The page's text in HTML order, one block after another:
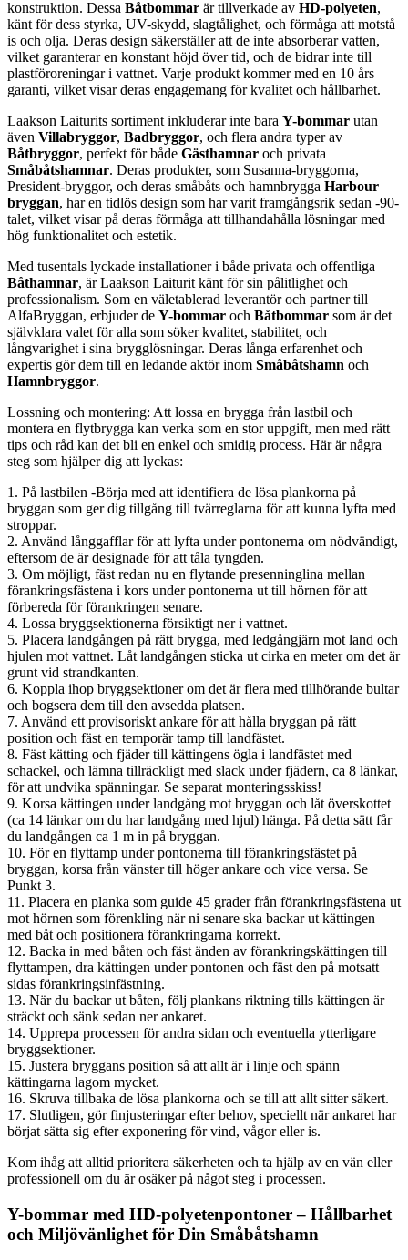
konstruktion. Dessa Båtbommar är tillverkade av HD-polyeten,
känt för dess styrka, UV-skydd, slagtålighet, och förmåga att motstå
is och olja. Deras design säkerställer att de inte absorberar vatten,
vilket garanterar en konstant höjd över tid, och de bidrar inte till
plastföroreningar i vattnet. Varje produkt kommer med en 10 års
garanti, vilket visar deras engagemang för kvalitet och hållbarhet.
Laakson Laiturits sortiment inkluderar inte bara Y-bommar utan
även Villabryggor, Badbryggor, och flera andra typer av
Båtbryggor, perfekt för både Gästhamnar och privata
Småbåtshamnar. Deras produkter, som Susanna-bryggorna,
President-bryggor, och deras småbåts och hamnbrygga Harbour
bryggan, har en tidlös design som har varit framgångsrik sedan -90-
talet, vilket visar på deras förmåga att tillhandahålla lösningar med
hög funktionalitet och estetik.
Med tusentals lyckade installationer i både privata och offentliga
Båthamnar, är Laakson Laiturit känt för sin pålitlighet och
professionalism. Som en väletablerad leverantör och partner till
AlfaBryggan, erbjuder de Y-bommar och Båtbommar som är det
självklara valet för alla som söker kvalitet, stabilitet, och
långvarighet i sina brygglösningar. Deras långa erfarenhet och
expertis gör dem till en ledande aktör inom Småbåtshamn och
Hamnbryggor.
Lossning och montering: Att lossa en brygga från lastbil och
montera en flytbrygga kan verka som en stor uppgift, men med rätt
tips och råd kan det bli en enkel och smidig process. Här är några
steg som hjälper dig att lyckas:
1. På lastbilen -Börja med att identifiera de lösa plankorna på
bryggan som ger dig tillgång till tvärreglarna för att kunna lyfta med
stroppar.
2. Använd långgafflar för att lyfta under pontonerna om nödvändigt,
eftersom de är designade för att tåla tyngden.
3. Om möjligt, fäst redan nu en flytande presenninglina mellan
förankringsfästena i kors under pontonerna ut till hörnen för att
förbereda för förankringen senare.
4. Lossa bryggsektionerna försiktigt ner i vattnet.
5. Placera landgången på rätt brygga, med ledgångjärn mot land och
hjulen mot vattnet. Låt landgången sticka ut cirka en meter om det är
grunt vid strandkanten.
6. Koppla ihop bryggsektioner om det är flera med tillhörande bultar
och bogsera dem till den avsedda platsen.
7. Använd ett provisoriskt ankare för att hålla bryggan på rätt
position och fäst en temporär tamp till landfästet.
8. Fäst kätting och fjäder till kättingens ögla i landfästet med
schackel, och lämna tillräckligt med slack under fjädern, ca 8 länkar,
för att undvika spänningar. Se separat monteringsskiss!
9. Korsa kättingen under landgång mot bryggan och låt överskottet
(ca 14 länkar om du har landgång med hjul) hänga. På detta sätt får
du landgången ca 1 m in på bryggan.
10. För en flyttamp under pontonerna till förankringsfästet på
bryggan, korsa från vänster till höger ankare och vice versa. Se
Punkt 3.
11. Placera en planka som guide 45 grader från förankringsfästena ut
mot hörnen som förenkling när ni senare ska backar ut kättingen
med båt och positionera förankringarna korrekt.
12. Backa in med båten och fäst änden av förankringskättingen till
flyttampen, dra kättingen under pontonen och fäst den på motsatt
sidas förankringsinfästning.
13. När du backar ut båten, följ plankans riktning tills kättingen är
sträckt och sänk sedan ner ankaret.
14. Upprepa processen för andra sidan och eventuella ytterligare
bryggsektioner.
15. Justera bryggans position så att allt är i linje och spänn
kättingarna lagom mycket.
16. Skruva tillbaka de lösa plankorna och se till att allt sitter säkert.
17. Slutligen, gör finjusteringar efter behov, speciellt när ankaret har
börjat sätta sig efter exponering för vind, vågor eller is.
Kom ihåg att alltid prioritera säkerheten och ta hjälp av en vän eller
professionell om du är osäker på något steg i processen.
Y-bommar med HD-polyetenpontoner – Hållbarhet
och Miljövänlighet för Din Småbåtshamn